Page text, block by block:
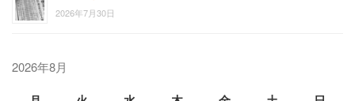
2026年7月30日
2026年8月